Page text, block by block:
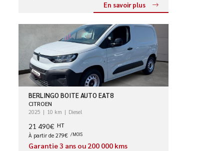
En savoir plus
BERLINGO BOITE AUTO EAT8
CITROEN
2025 10 km Diesel
21 490€ HT
À partir de 279€ /MOIS
Garantie 3 ans ou 200 000 kms